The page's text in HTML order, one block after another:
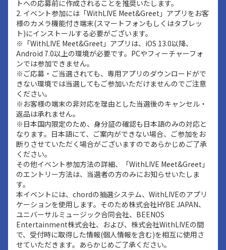
トへの応募前に作成されることを推奨いたします。
2. イベント参加には「WithLIVE Meet&Greet」アプリをお客
様のカメラ機能付き端末(スマートフォンもしくはタブレッ
ト)にインストールする必要がございます。
※「WithLIVE Meet&Greet」アプリは、iOS 13.0以降、
Android 7.0以上の環境が必要です。PCやフィーチャーフォ
ンでは参加できません。
※ご応募・ご当選されても、専用アプリのダウンロードがで
きない環境では当選してもご参加いただけませんのでご注意
ください。
※お客様の端末の非対応を理由とした当選後のキャンセル・
返品は承れません。
※日本国内限定のため、身分証の確認も日本語のみの対応と
なります。日本語にて、ご案内ができない場合、ご参加をお
断りさせていただく場合がございますのであらかじめご了承
ください。
その他イベント参加方法の詳細、「WithLIVE Meet&Greet」
のエントリー方法は、当選者の方のみにお知らせいたしま
す。
本イベントには、chordの抽選システム、WithLIVEのアプリ
ケーションを使用します。そのため株式会社HYBE JAPAN、
ユニバーサルミュージック合同会社、BEENOS
Entertainment株式会社、および、株式会社WithLIVEの間
で、受付時に取得した情報(個人情報を含む)を相互に使用さ
せていただきます。あらかじめご了承ください。